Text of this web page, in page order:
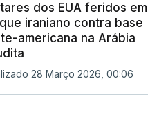
dos EUA feridos em
iraniano contra base
americana na Arábia
28 Março 2026, 00:06